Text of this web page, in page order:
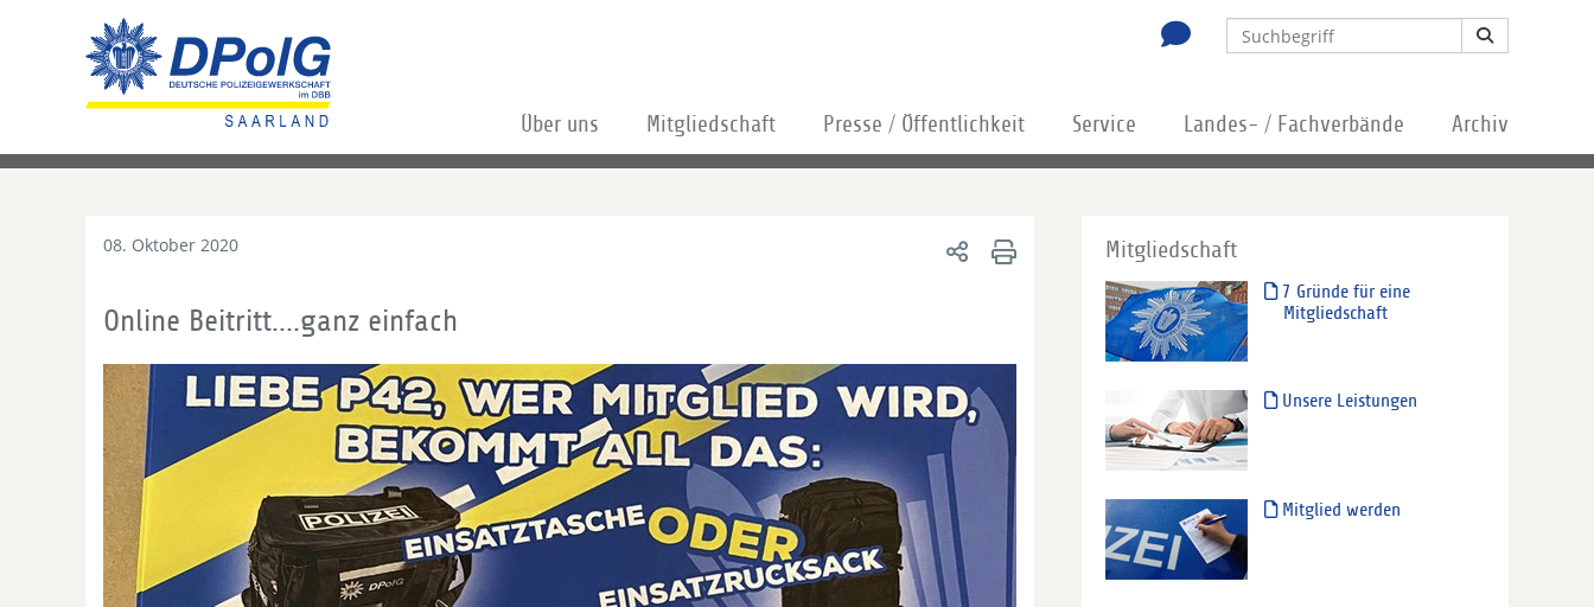
Über uns Mitgliedschaft Presse / Öffentlichkeit Service Landes- / Fachverbände Archiv
08. Oktober 2020
Online Beitritt....ganz einfach
Mitgliedschaft
7 Gründe für eine
Mitgliedschaft
Unsere Leistungen
Mitglied werden